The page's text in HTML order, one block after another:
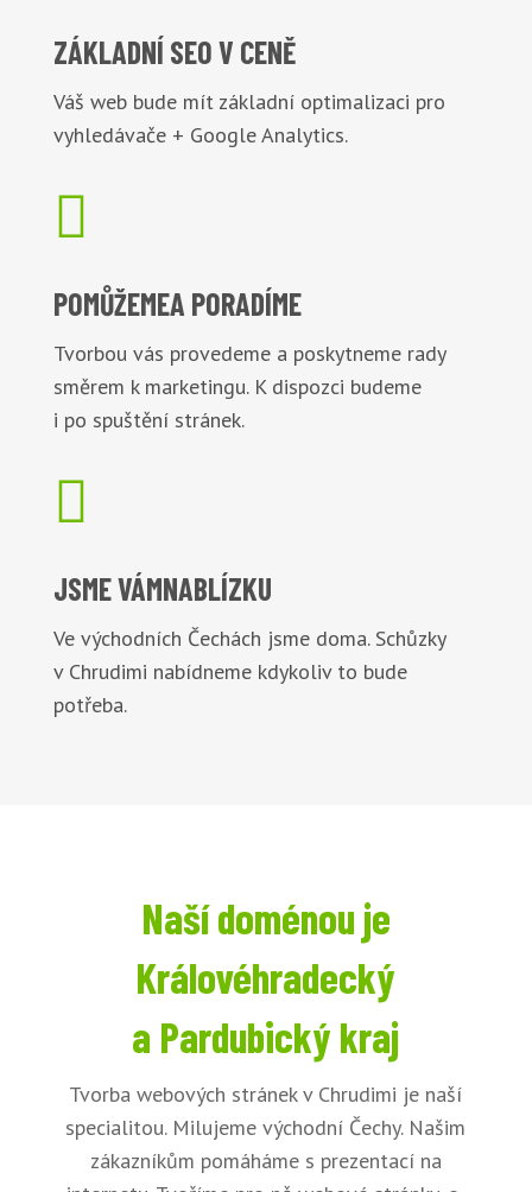
ZÁKLADNÍ SEO V CENĚ
Váš web bude mít základní optimalizaci pro
vyhledávače + Google Analytics.

POMŮŽEMEA PORADÍME
Tvorbou vás provedeme a poskytneme rady
směrem k marketingu. K dispozci budeme
i po spuštění stránek.

JSME VÁMNABLÍZKU
Ve východních Čechách jsme doma. Schůzky
v Chrudimi nabídneme kdykoliv to bude
potřeba.
Naší doménou je
Královéhradecký
a Pardubický kraj
Tvorba webových stránek v Chrudimi je naší
specialitou. Milujeme východní Čechy. Našim
zákazníkům pomáháme s prezentací na